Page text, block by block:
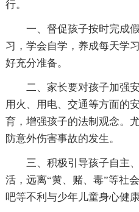
行。
一、督促孩子按时完成
习，学会自学，养成每天学
好充分准备。
二、家长要对孩子加强
用火、用电、交通等方面的
育，增强孩子的法制观念。
防意外伤害事故的发生。
三、积极引导孩子自主
活，远离“黄、赌、毒”等社
吧等不利与少年儿童身心健